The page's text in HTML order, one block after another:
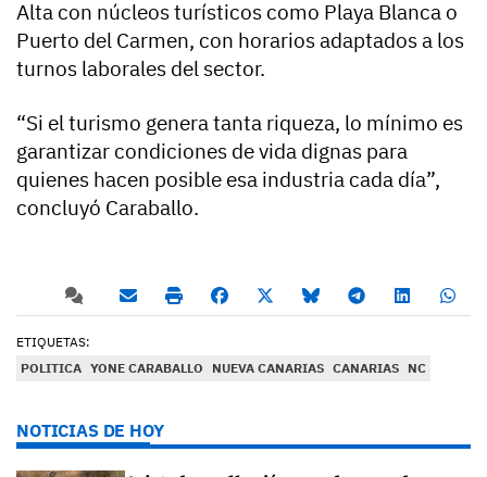
Alta con núcleos turísticos como Playa Blanca o
Puerto del Carmen, con horarios adaptados a los
turnos laborales del sector.
“Si el turismo genera tanta riqueza, lo mínimo es
garantizar condiciones de vida dignas para
quienes hacen posible esa industria cada día”,
concluyó Caraballo.
ETIQUETAS:
POLITICA YONE CARABALLO NUEVA CANARIAS CANARIAS NC
NOTICIAS DE HOY